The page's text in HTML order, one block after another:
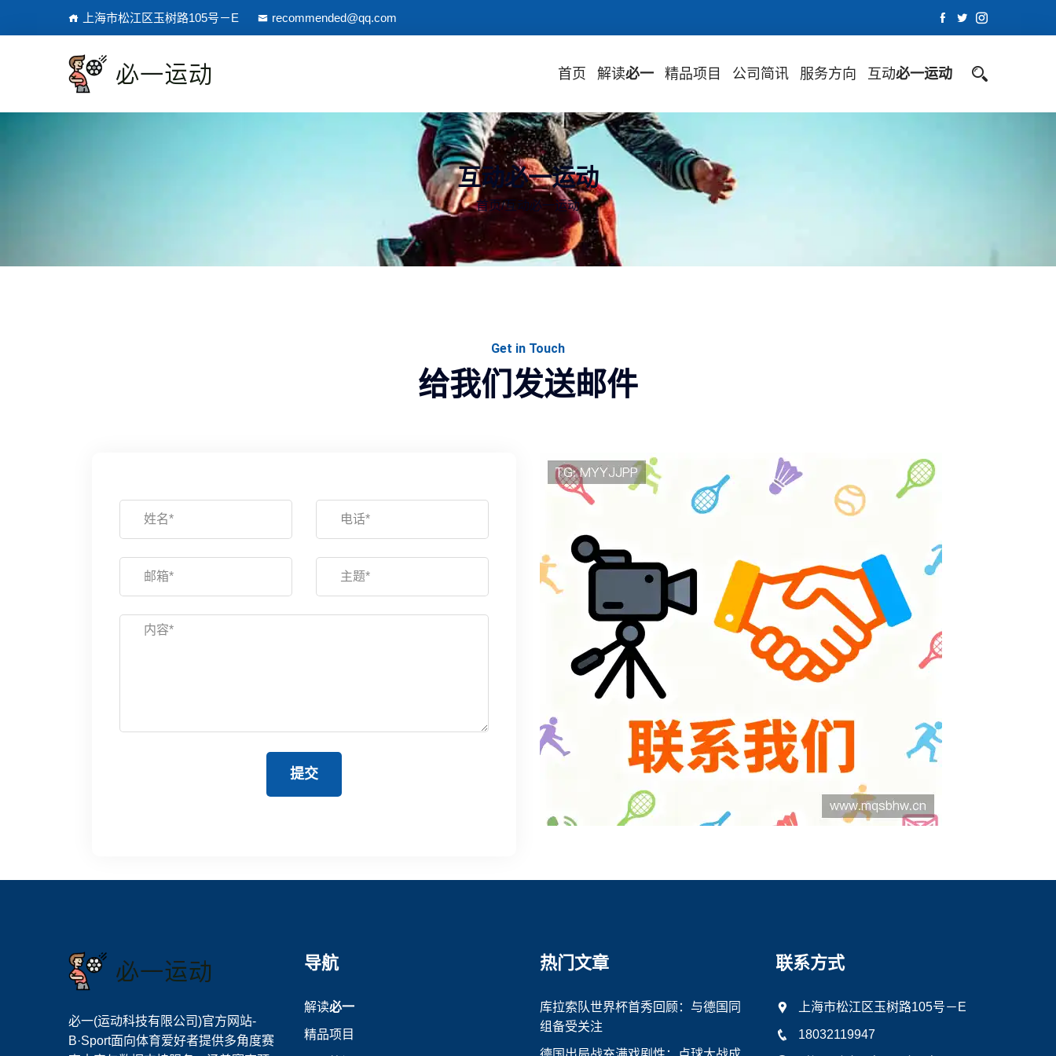
上海市松江区玉树路105号－E recommended@qq.com
首页 解读必一 精品项目 公司简讯 服务方向 互动必一运动
互动必一运动
首页/互动必一运动
Get in Touch
给我们发送邮件
提交
必一(运动科技有限公司)官方网站-
B·Sport面向体育爱好者提供多角度赛
导航
解读必一
精品项目
热门文章
库拉索队世界杯首秀回顾：与德国同
组备受关注
联系方式
上海市松江区玉树路105号－E
18032119947